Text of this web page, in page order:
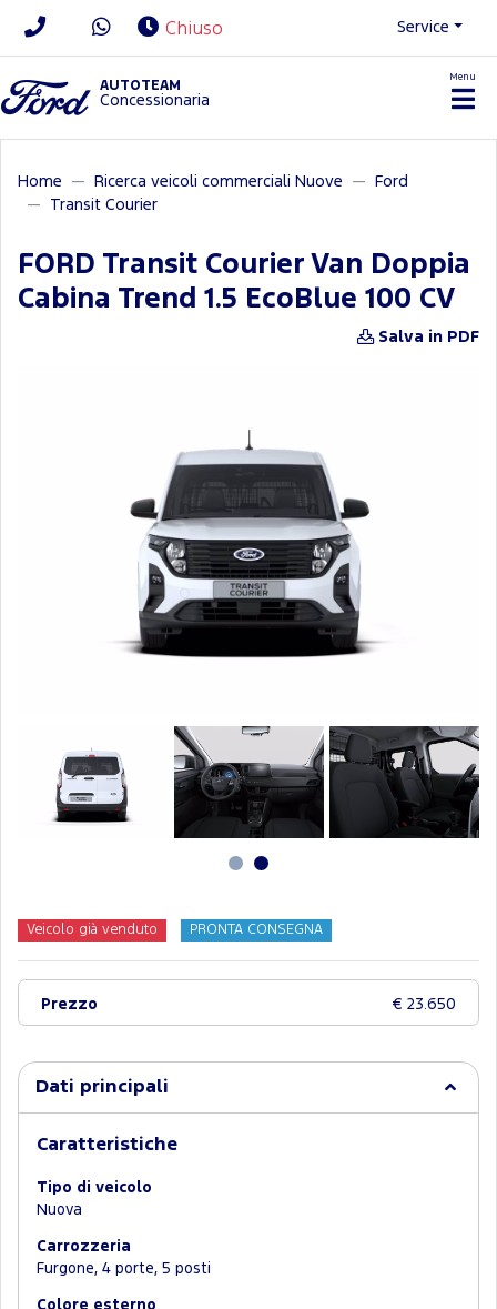
Chiuso Service
AUTOTEAM
Concessionaria
Menu
Home Ricerca veicoli commerciali Nuove
Ford
Transit Courier
FORD Transit Courier Van Doppia
Cabina Trend 1.5 EcoBlue 100 CV
Salva in PDF
Veicolo già venduto PRONTA CONSEGNA
Prezzo € 23.650
Dati principali
Caratteristiche
Tipo di veicolo
Nuova
Carrozzeria
Furgone, 4 porte, 5 posti
Colore esterno